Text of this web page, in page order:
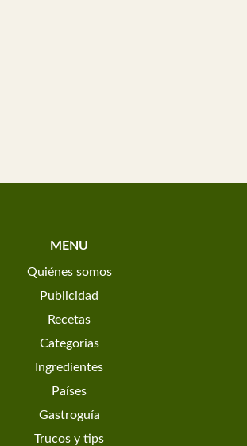
MENU
Quiénes somos
Publicidad
Recetas
Categorias
Ingredientes
Países
Gastroguía
Trucos y tips